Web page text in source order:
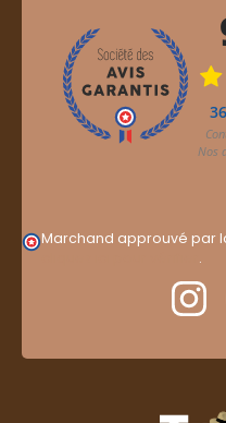
Marchand approuvé par
.